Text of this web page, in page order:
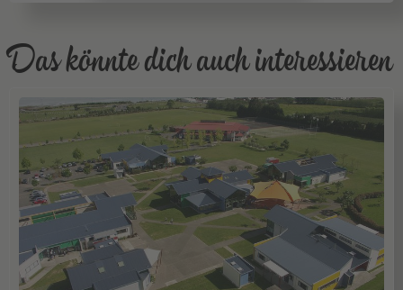
19 Köln
Jugendbildungsmesse JuBi
19 Bremen
Jugendbildungsmesse JuBi
Das könnte dich auch interessieren